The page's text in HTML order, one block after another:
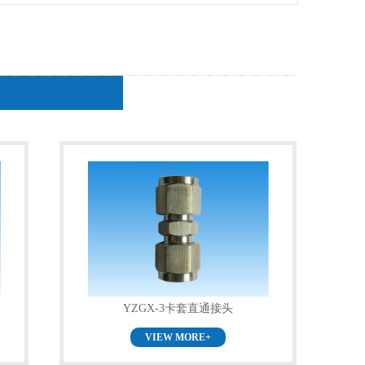
YZGX-3卡套直通接头
VIEW MORE+